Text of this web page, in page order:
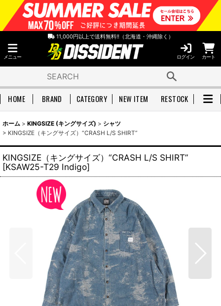
11,000円以上で送料無料!!（北海道・沖縄除く）
メニュー ログイン カート
HOME BRAND CATEGORY NEW ITEM RESTOCK
ホーム > KINGSIZE (キングサイズ) > シャツ
> KINGSIZE（キングサイズ）“CRASH L/S SHIRT”
KINGSIZE（キングサイズ）“CRASH L/S SHIRT”
[KSAW25-T29 Indigo]